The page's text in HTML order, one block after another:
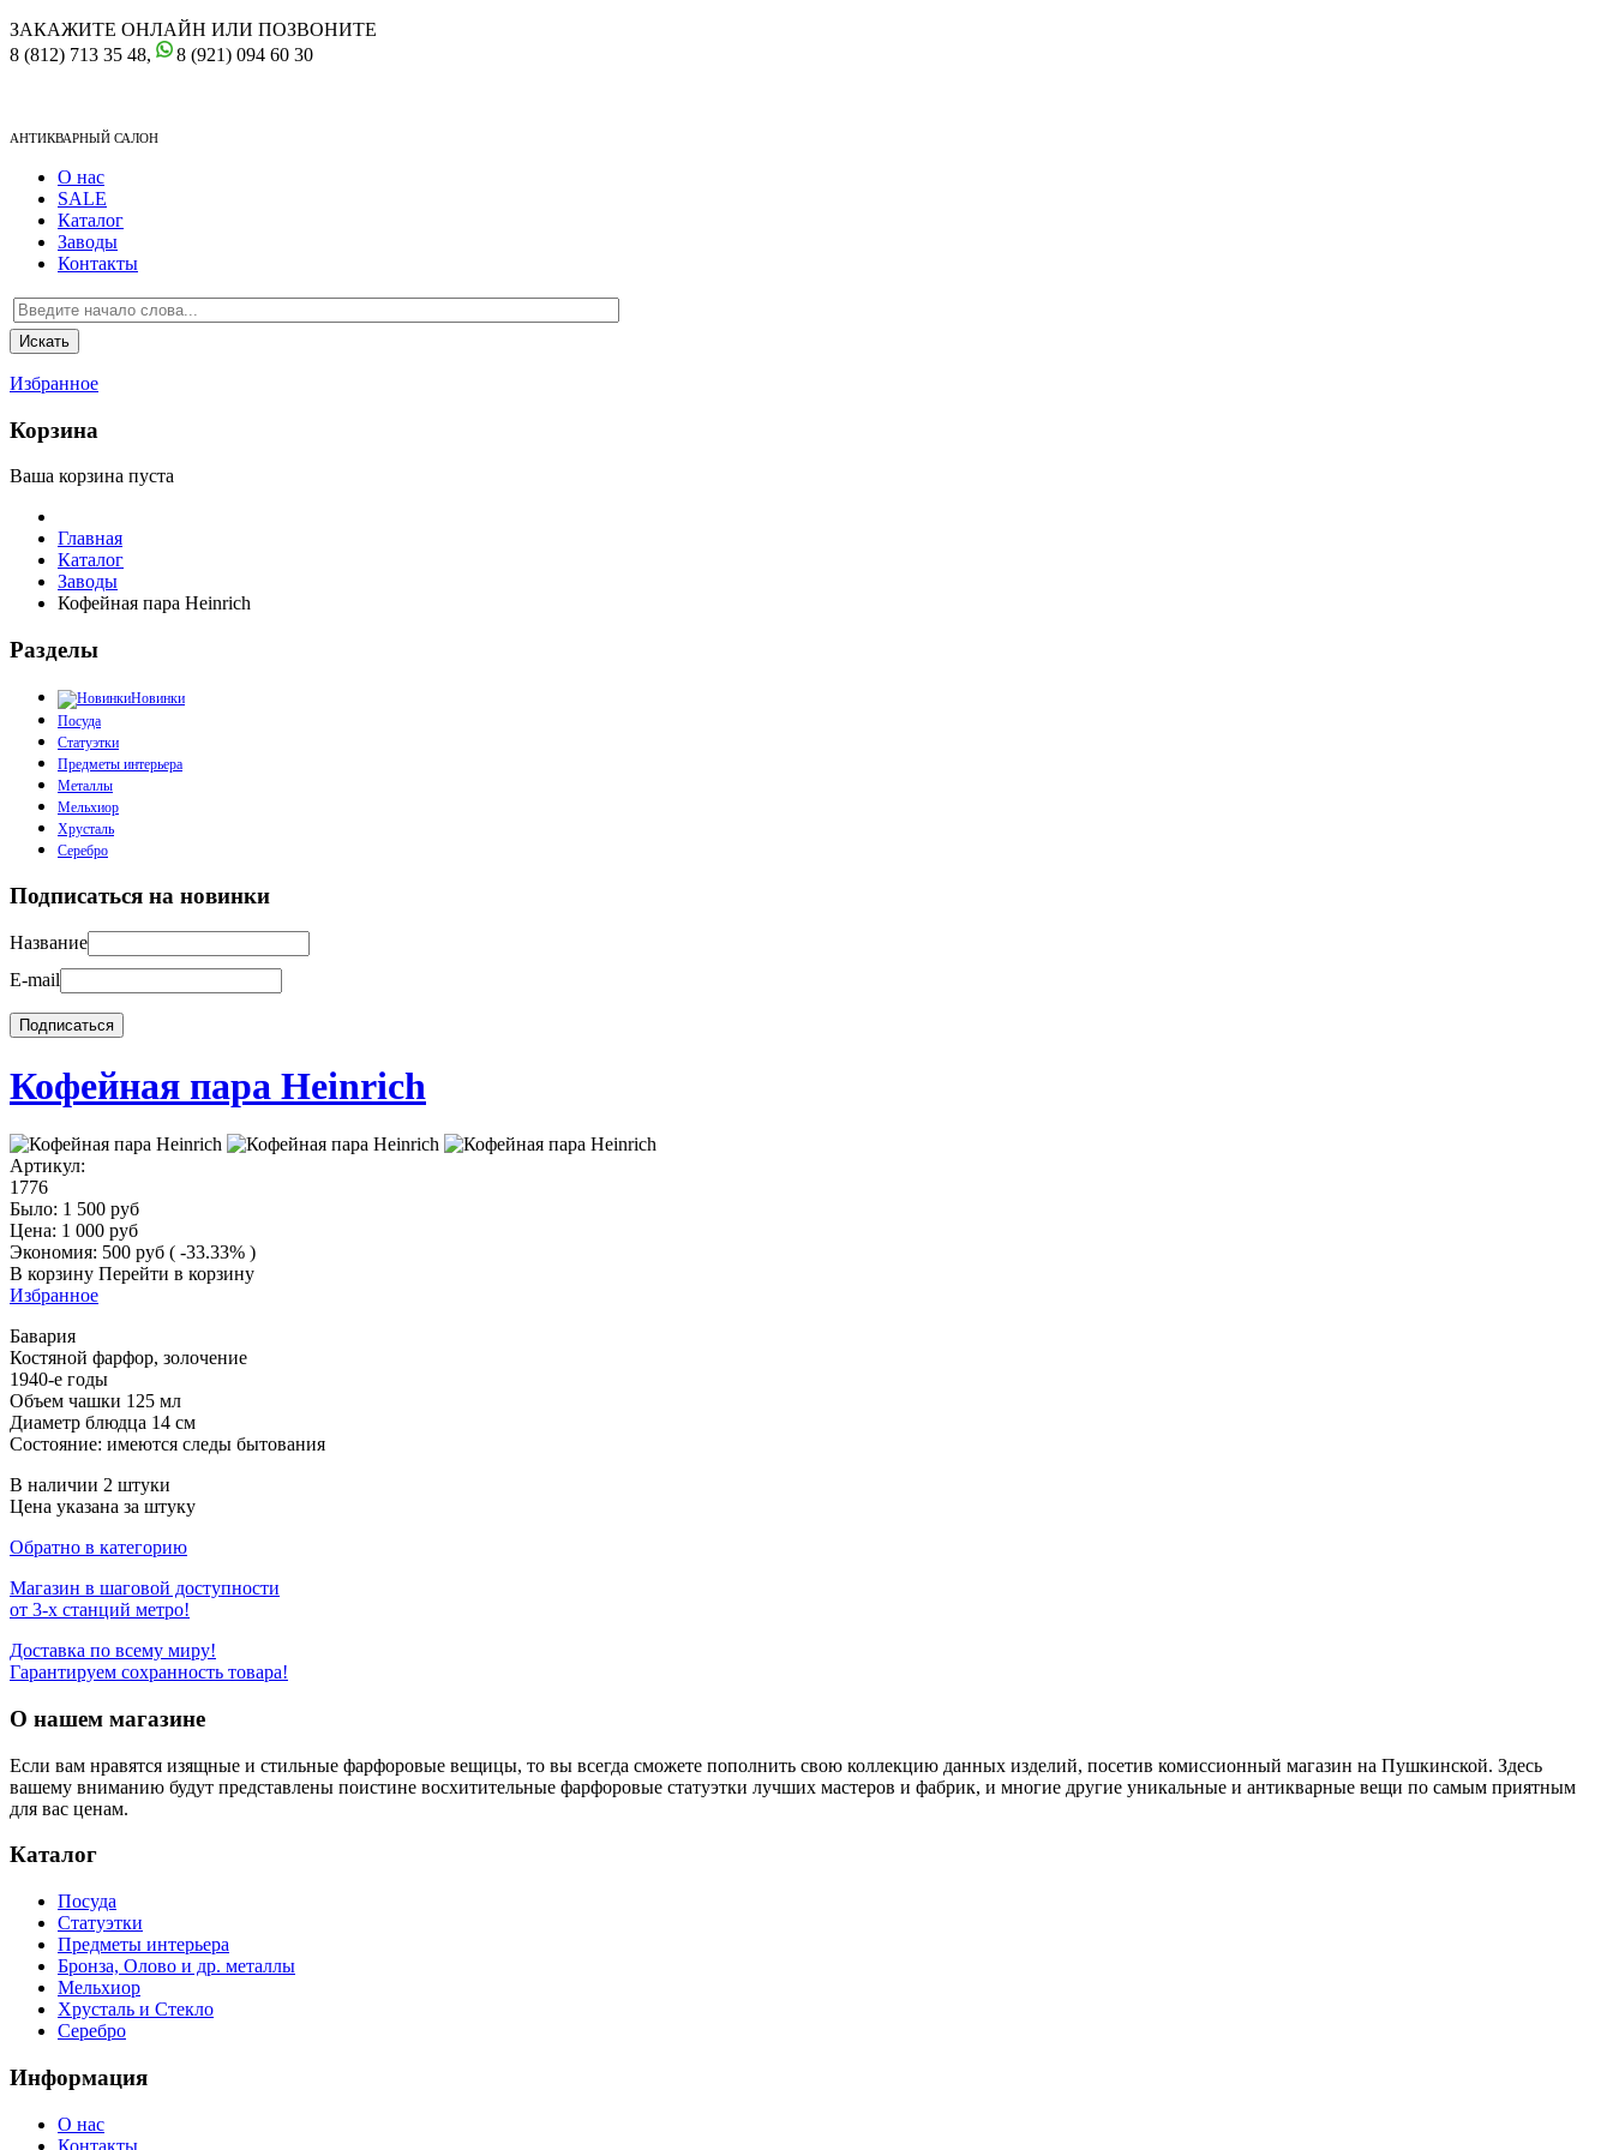
ЗАКАЖИТЕ ОНЛАЙН ИЛИ ПОЗВОНИТЕ
8 (812) 713 35 48,
8 (921) 094 60 30
АНТИКВАРНЫЙ САЛОН
О нас
SALE
Каталог
Заводы
Контакты
Избранное
Корзина
Ваша корзина пуста
Главная
Каталог
Заводы
Кофейная пара Heinrich
Разделы
Новинки
Посуда
Статуэтки
Предметы интерьера
Металлы
Мельхиор
Хрусталь
Серебро
Подписаться на новинки
Название
E-mail
Кофейная пара Heinrich
Артикул:
1776
Было: 1 500 руб
Цена: 1 000 руб
Экономия: 500 руб ( -33.33% )
В корзину Перейти в корзину
Избранное
Бавария
Костяной фарфор, золочение
1940-е годы
Объем чашки 125 мл
Диаметр блюдца 14 см
Состояние: имеются следы бытования
В наличии 2 штуки
Цена указана за штуку
Обратно в категорию
Магазин в шаговой доступности
от 3-х станций метро!
Доставка по всему миру!
Гарантируем сохранность товара!
О нашем магазине
Если вам нравятся изящные и стильные фарфоровые вещицы, то вы всегда сможете пополнить свою коллекцию данных изделий, посетив комиссионный магазин на Пушкинской. Здесь
вашему вниманию будут представлены поистине восхитительные фарфоровые статуэтки лучших мастеров и фабрик, и многие другие уникальные и антикварные вещи по самым приятным
для вас ценам.
Каталог
Посуда
Статуэтки
Предметы интерьера
Бронза, Олово и др. металлы
Мельхиор
Хрусталь и Стекло
Серебро
Информация
О нас
Контакты